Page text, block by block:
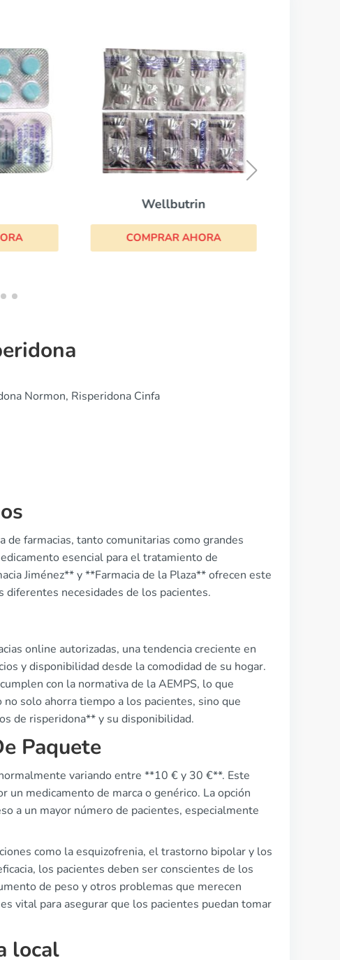
Wellbutrin
COMPRAR AHORA
Normon, Risperidona Cinfa
de farmacias, tanto comunitarias como grandes
esencial para el tratamiento de
Jiménez** y **Farmacia de la Plaza** ofrecen este
diferentes necesidades de los pacientes.
online autorizadas, una tendencia creciente en
y disponibilidad desde la comodidad de su hogar.
con la normativa de la AEMPS, lo que
solo ahorra tiempo a los pacientes, sino que
de risperidona** y su disponibilidad.
Paquete
variando entre **10 € y 30 €**. Este
un medicamento de marca o genérico. La opción
a un mayor número de pacientes, especialmente
como la esquizofrenia, el trastorno bipolar y los
los pacientes deben ser conscientes de los
de peso y otros problemas que merecen
vital para asegurar que los pacientes puedan tomar
local